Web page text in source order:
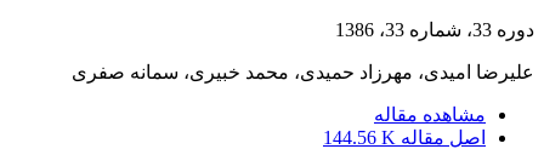
دوره 33، شماره 33، 1386
علیرضا امیدی، مهرزاد حمیدی، محمد خبیری، سمانه صفری
مشاهده مقاله
اصل مقاله 144.56 K